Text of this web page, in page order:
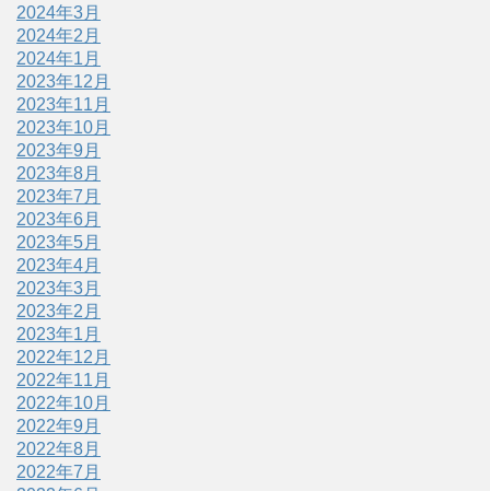
2024年3月
2024年2月
2024年1月
2023年12月
2023年11月
2023年10月
2023年9月
2023年8月
2023年7月
2023年6月
2023年5月
2023年4月
2023年3月
2023年2月
2023年1月
2022年12月
2022年11月
2022年10月
2022年9月
2022年8月
2022年7月